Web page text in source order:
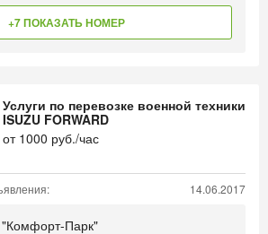
+7 ПОКАЗАТЬ НОМЕР
Услуги по перевозке военной техники
ISUZU FORWARD
от 1000 руб./час
14.06.2017
Парк"